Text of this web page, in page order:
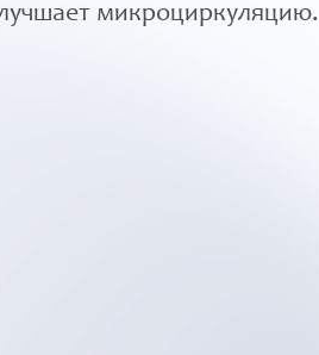
микроциркуляцию.